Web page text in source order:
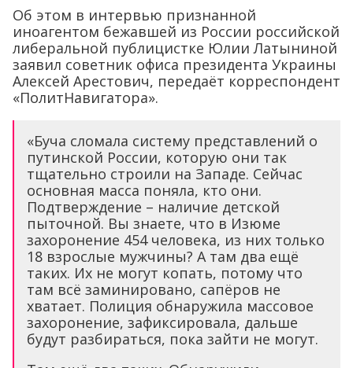
Об этом в интервью признанной
иноагентом бежавшей из России российской
либеральной публицистке Юлии Латыниной
заявил советник офиса президента Украины
Алексей Арестович, передаёт корреспондент
«ПолитНавигатора».
«Буча сломала систему представлений о
путинской России, которую они так
тщательно строили на Западе. Сейчас
основная масса поняла, кто они.
Подтверждение – наличие детской
пыточной. Вы знаете, что в Изюме
захоронение 454 человека, из них только
18 взрослые мужчины? А там два ещё
таких. Их не могут копать, потому что
там всё заминировано, сапёров не
хватает. Полиция обнаружила массовое
захоронение, зафиксировала, дальше
будут разбираться, пока зайти не могут.